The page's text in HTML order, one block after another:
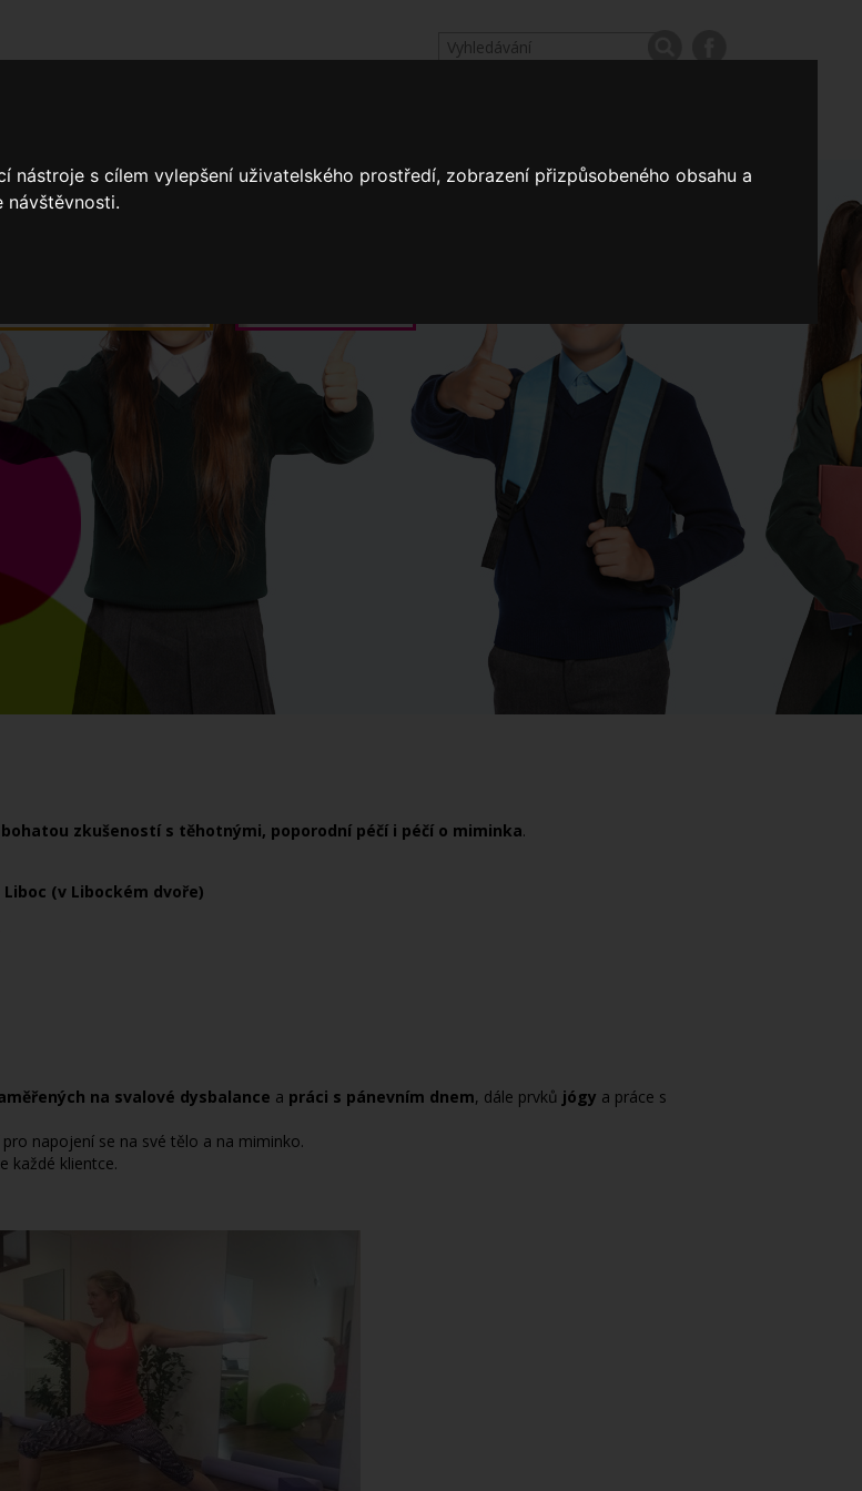
s cílem vylepšení uživatelského prostředí, zobrazení přizpůsobeného obsahu a
návštěvnosti.
zkušeností s těhotnými, poporodní péčí i péčí o miminka.
Liboc (v Libockém dvoře)
na svalové dysbalance a práci s pánevním dnem, dále prvků jógy a práce s
pro napojení se na své tělo a na miminko.
každé klientce.